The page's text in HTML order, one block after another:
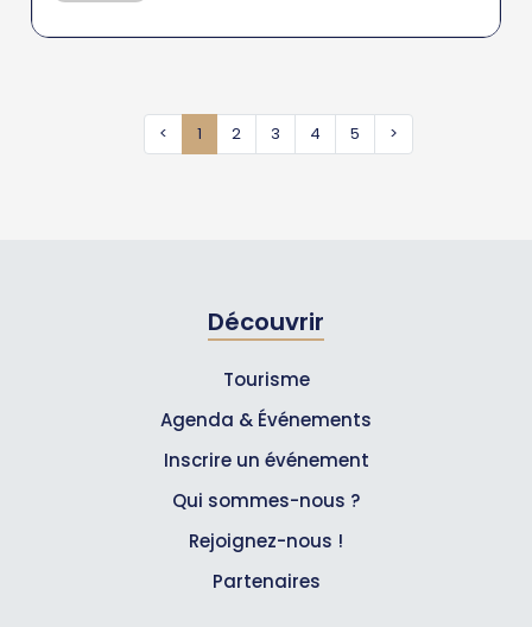
< 1 2 3 4 5 >
Découvrir
Tourisme
Agenda & Événements
Inscrire un événement
Qui sommes-nous ?
Rejoignez-nous !
Partenaires